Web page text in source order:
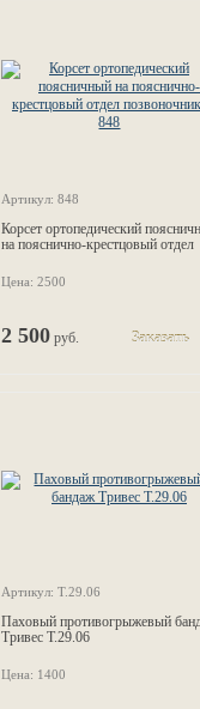
Артикул: 848
Корсет ортопедический
на пояснично-крестцовый отдел
Цена: 2500
2 500 руб. Заказать
Артикул: Т.29.06
Паховый противогрыжевый
Тривес Т.29.06
Цена: 1400